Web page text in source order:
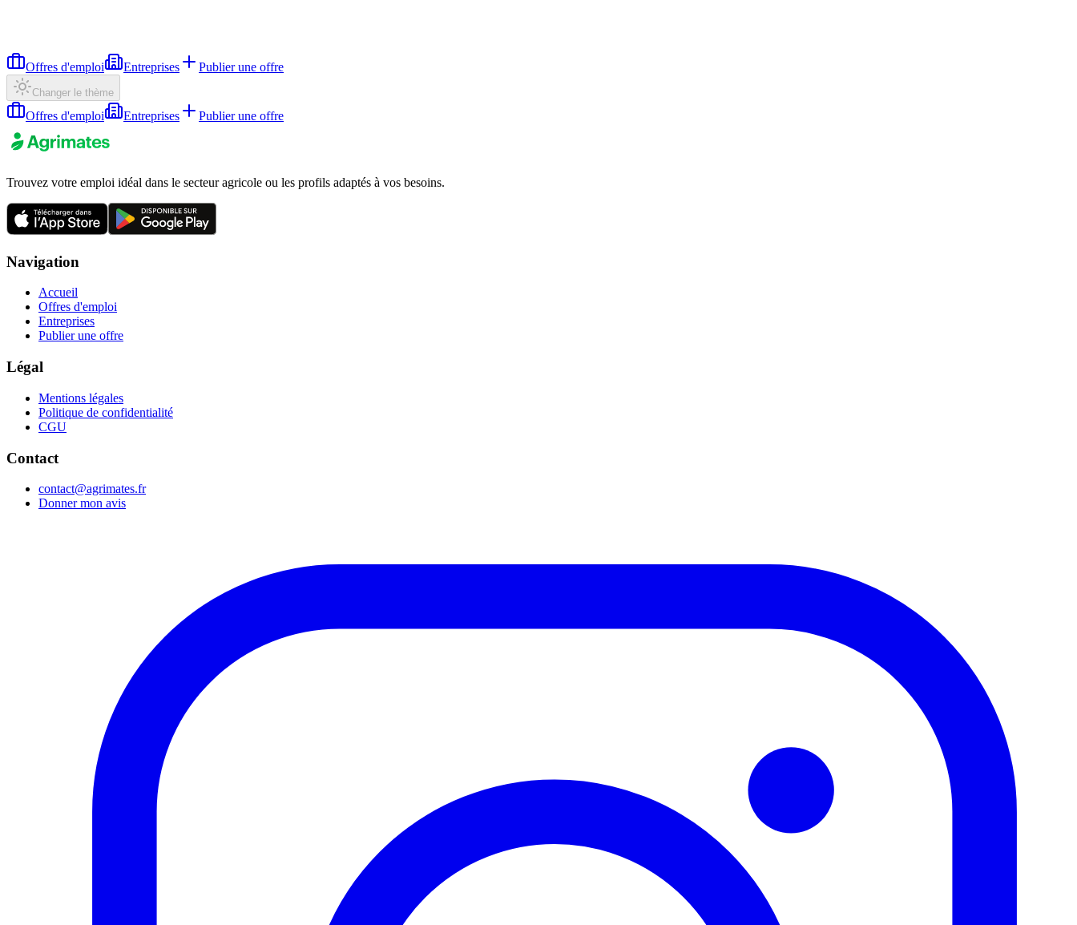
Offres d'emploi Entreprises Publier une offre
Changer le thème
Offres d'emploi Entreprises Publier une offre
Trouvez votre emploi idéal dans le secteur agricole ou les profils adaptés à vos besoins.
Navigation
Accueil
Offres d'emploi
Entreprises
Publier une offre
Légal
Mentions légales
Politique de confidentialité
CGU
Contact
contact@agrimates.fr
Donner mon avis